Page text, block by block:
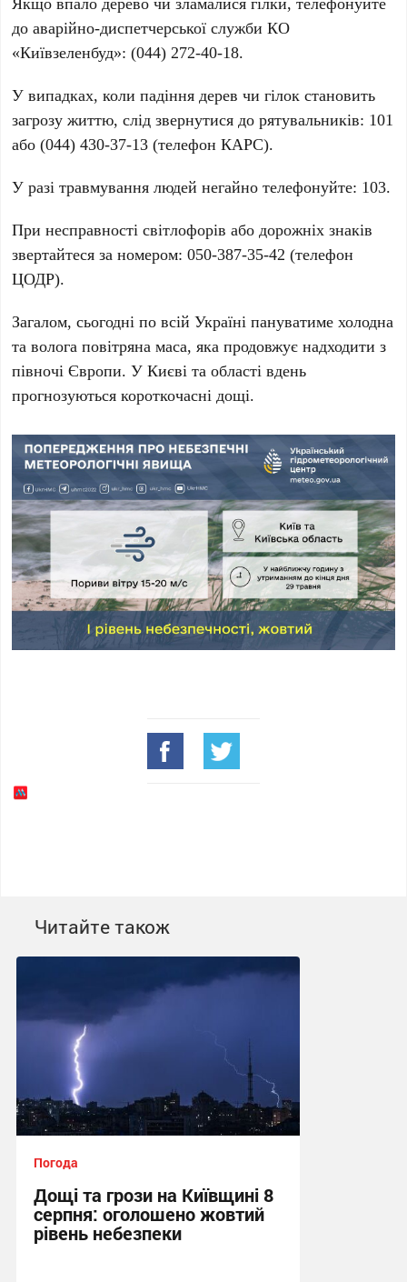
до аварійно-диспетчерської службиКО
«Київзеленбуд»:(044) 272-40-18.
У випадках, коли падіння дерев чи гілок становить
загрозу життю, слід звернутися до рятувальників: 101
або(044) 430-37-13 (телефонКАРС).
У разі травмування людей негайно телефонуйте: 103.
При несправності світлофорів або дорожніх знаків
звертайтеся за номером:050-387-35-42 (телефон
ЦОДР).
Загалом,сьогодні по всій Україні пануватиме холодна
та волога повітряна маса, яка продовжує надходити з
півночі Європи. У Києві та області вдень
прогнозуються короткочасні дощі.
Читайте також
Погода
Дощі та грози на Київщині 8
серпня: оголошено жовтий
рівень небезпеки